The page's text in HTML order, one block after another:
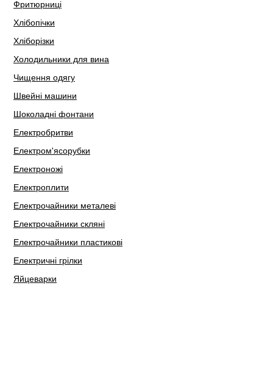
Фритюрниці
Хлібопічки
Хліборізки
Холодильники для вина
Чищення одягу
Швейні машини
Шоколадні фонтани
Електробритви
Електром'ясорубки
Електроножі
Електроплити
Електрочайники металеві
Електрочайники скляні
Електрочайники пластикові
Електричні грілки
Яйцеварки